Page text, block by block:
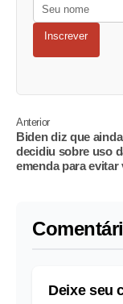
Inscrever
Anterior
Biden diz que
decidiu sobre uso
emenda para evitar
Deixe seu